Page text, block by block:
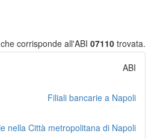
che corrisponde all'ABI 07110 trovata.
ABI
Filiali bancarie a Napoli
nella Città metropolitana di Napoli